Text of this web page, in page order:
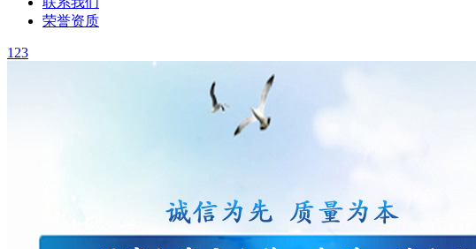
荣誉资质
1 23